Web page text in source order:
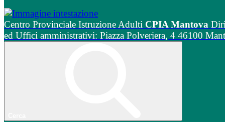
Centro Provinciale Istruzione Adulti CPIA Mantova
ed Uffici amministrativi: Piazza Polveriera, 4 46100